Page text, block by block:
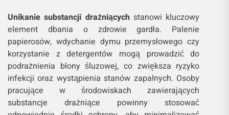
Unikanie substancji drażniącychstanowi kluczowy
element dbania o zdrowie gardła. Palenie
papierosów, wdychanie dymu przemysłowego czy
korzystanie z detergentów mogą prowadzić do
podrażnienia błony śluzowej, co zwiększa ryzyko
infekcji oraz wystąpienia stanów zapalnych. Osoby
pracujące w środowiskach zawierających
substancje drażniące powinny stosować